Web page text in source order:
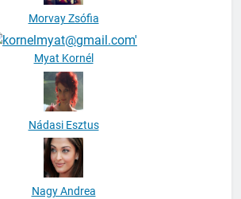
Morvay Zsófia
Myat Kornél
Nádasi Esztus
Nagy Andrea